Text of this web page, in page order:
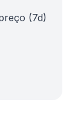
(7d)